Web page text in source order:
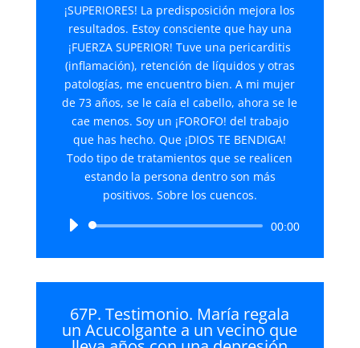
¡SUPERIORES! La predisposición mejora los
resultados. Estoy consciente que hay una
¡FUERZA SUPERIOR! Tuve una pericarditis
(inflamación), retención de líquidos y otras
patologías, me encuentro bien. A mi mujer
de 73 años, se le caía el cabello, ahora se le
cae menos. Soy un ¡FOROFO! del trabajo
que has hecho. Que ¡DIOS TE BENDIGA!
Todo tipo de tratamientos que se realicen
estando la persona dentro son más
positivos. Sobre los cuencos.
Reproductor
audio
00:00
67P. Testimonio. María regala
un Acucolgante a un vecino que